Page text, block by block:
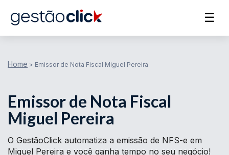
☰
Home > Emissor de Nota Fiscal Miguel Pereira
Emissor de Nota Fiscal
Miguel Pereira
O GestãoClick automatiza a emissão de NFS-e em
Miguel Pereira e você ganha tempo no seu negócio!